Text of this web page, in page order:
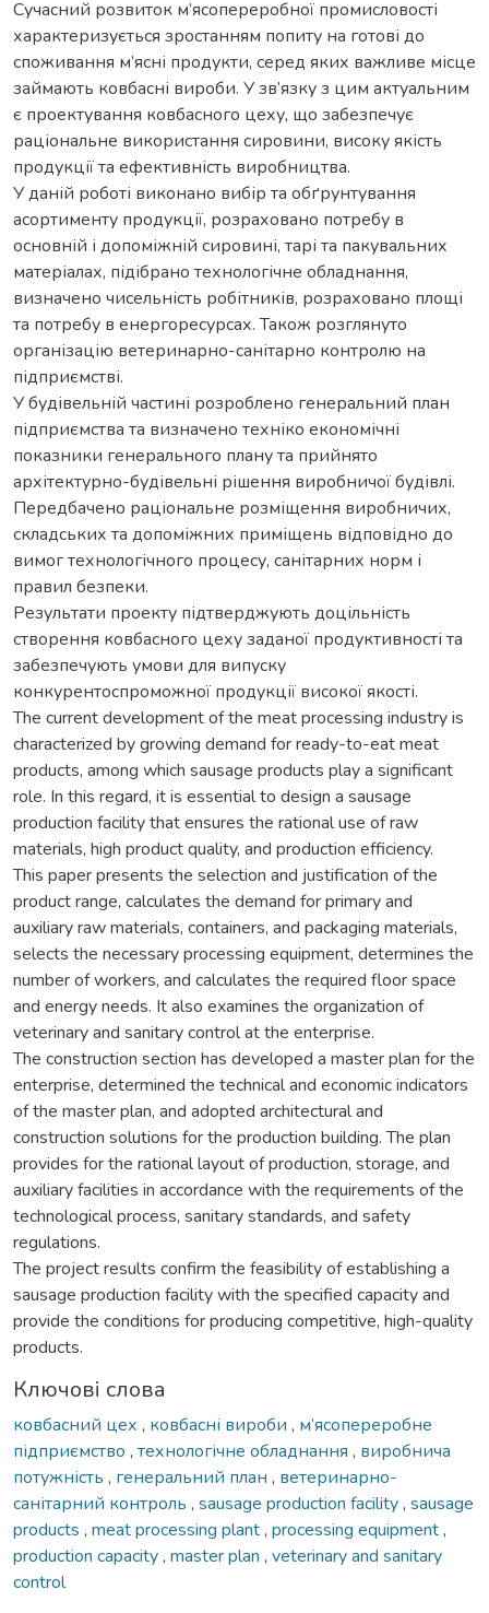
Сучасний розвиток м’ясопереробної промисловості
характеризується зростанням попиту на готові до
споживання м’ясні продукти, серед яких важливе місце
займають ковбасні вироби. У зв’язку з цим актуальним
є проектування ковбасного цеху, що забезпечує
раціональне використання сировини, високу якість
продукції та ефективність виробництва.
У даній роботі виконано вибір та обґрунтування
асортименту продукції, розраховано потребу в
основній і допоміжній сировині, тарі та пакувальних
матеріалах, підібрано технологічне обладнання,
визначено чисельність робітників, розраховано площі
та потребу в енергоресурсах. Також розглянуто
організацію ветеринарно-санітарно контролю на
підприємстві.
У будівельній частині розроблено генеральний план
підприємства та визначено техніко економічні
показники генерального плану та прийнято
архітектурно-будівельні рішення виробничої будівлі.
Передбачено раціональне розміщення виробничих,
складських та допоміжних приміщень відповідно до
вимог технологічного процесу, санітарних норм і
правил безпеки.
Результати проекту підтверджують доцільність
створення ковбасного цеху заданої продуктивності та
забезпечують умови для випуску
конкурентоспроможної продукції високої якості.
The current development of the meat processing industry is
characterized by growing demand for ready-to-eat meat
products, among which sausage products play a significant
role. In this regard, it is essential to design a sausage
production facility that ensures the rational use of raw
materials, high product quality, and production efficiency.
This paper presents the selection and justification of the
product range, calculates the demand for primary and
auxiliary raw materials, containers, and packaging materials,
selects the necessary processing equipment, determines the
number of workers, and calculates the required floor space
and energy needs. It also examines the organization of
veterinary and sanitary control at the enterprise.
The construction section has developed a master plan for the
enterprise, determined the technical and economic indicators
of the master plan, and adopted architectural and
construction solutions for the production building. The plan
provides for the rational layout of production, storage, and
auxiliary facilities in accordance with the requirements of the
technological process, sanitary standards, and safety
regulations.
The project results confirm the feasibility of establishing a
sausage production facility with the specified capacity and
provide the conditions for producing competitive, high-quality
products.
Ключові слова
ковбасний цех , ковбасні вироби , м’ясопереробне
підприємство , технологічне обладнання , виробнича
потужність , генеральний план , ветеринарно-
санітарний контроль , sausage production facility, sausage
products , meat processing plant, processing equipment,
production capacity, master plan , veterinary and sanitary
control